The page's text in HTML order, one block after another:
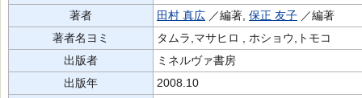
著者
田村 真広 ／編著, 保正 友子 ／編著
著者名ヨミ
タムラ,マサヒロ , ホショウ,トモコ
出版者
ミネルヴァ書房
出版年
2008.10